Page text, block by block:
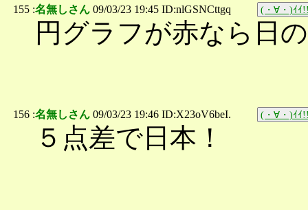
155 :名無しさん 09/03/23 19:45 ID:nlGSNCttgq (・∀・)ｲｲ
円グラフが赤なら日
156 :名無しさん 09/03/23 19:46 ID:X23oV6beI. (・∀・)ｲｲ
５点差で日本！